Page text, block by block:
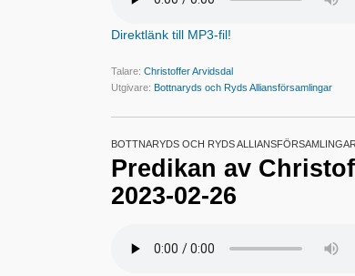
Direktlänk till MP3-fil!
Talare: Christoffer Arvidsdal
Utgivare: Bottnaryds och Ryds Alliansförsamlingar
BOTTNARYDS OCH RYDS
Predikan av
2023-02-26